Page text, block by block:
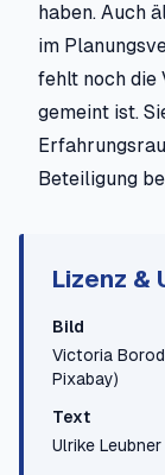
haben. Auch
im
fehlt noch die
gemeint ist.
Beteiligung
Lizenz &
Bild
Victoria
Pixabay)
Text
Ulrike Leubner